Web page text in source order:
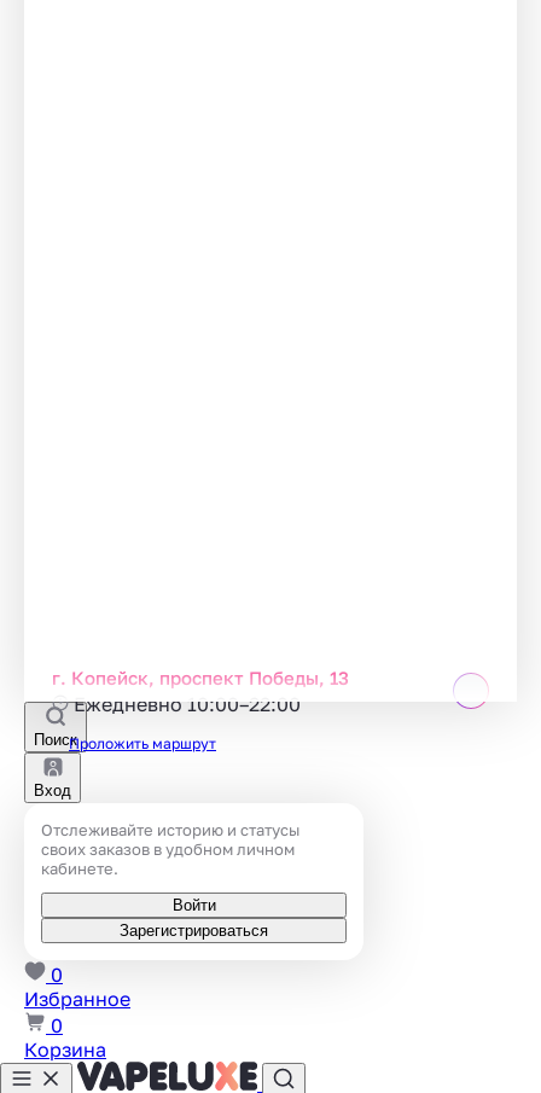
г. Копейск, проспект Победы, 13
Ежедневно 10:00–22:00
Проложить маршрут
Поиск
Вход
Отслеживайте историю и статусы
своих заказов в удобном личном
кабинете.
Войти
Зарегистрироваться
0
Избранное
0
Корзина